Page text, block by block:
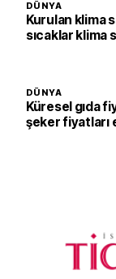
DÜNYA
Kurulan klima
sıcaklar klima
DÜNYA
Küresel gıda
şeker fiyatları